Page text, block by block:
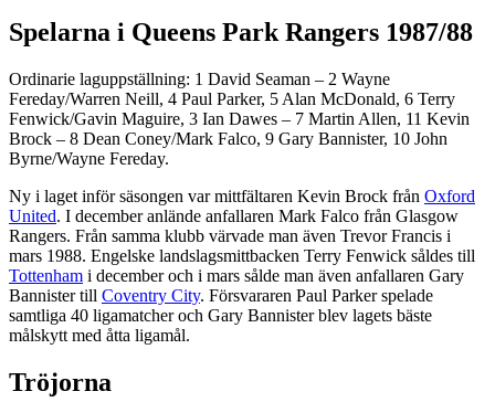
Spelarna i Queens Park Rangers 1987/88
Ordinarie laguppställning: 1 David Seaman – 2 Wayne
Fereday/Warren Neill, 4 Paul Parker, 5 Alan McDonald, 6 Terry
Fenwick/Gavin Maguire, 3 Ian Dawes – 7 Martin Allen, 11 Kevin
Brock – 8 Dean Coney/Mark Falco, 9 Gary Bannister, 10 John
Byrne/Wayne Fereday.
Ny i laget inför säsongen var mittfältaren Kevin Brock från Oxford
United. I december anlände anfallaren Mark Falco från Glasgow
Rangers. Från samma klubb värvade man även Trevor Francis i
mars 1988. Engelske landslagsmittbacken Terry Fenwick såldes till
Tottenham i december och i mars sålde man även anfallaren Gary
Bannister till Coventry City. Försvararen Paul Parker spelade
samtliga 40 ligamatcher och Gary Bannister blev lagets bäste
målskytt med åtta ligamål.
Tröjorna